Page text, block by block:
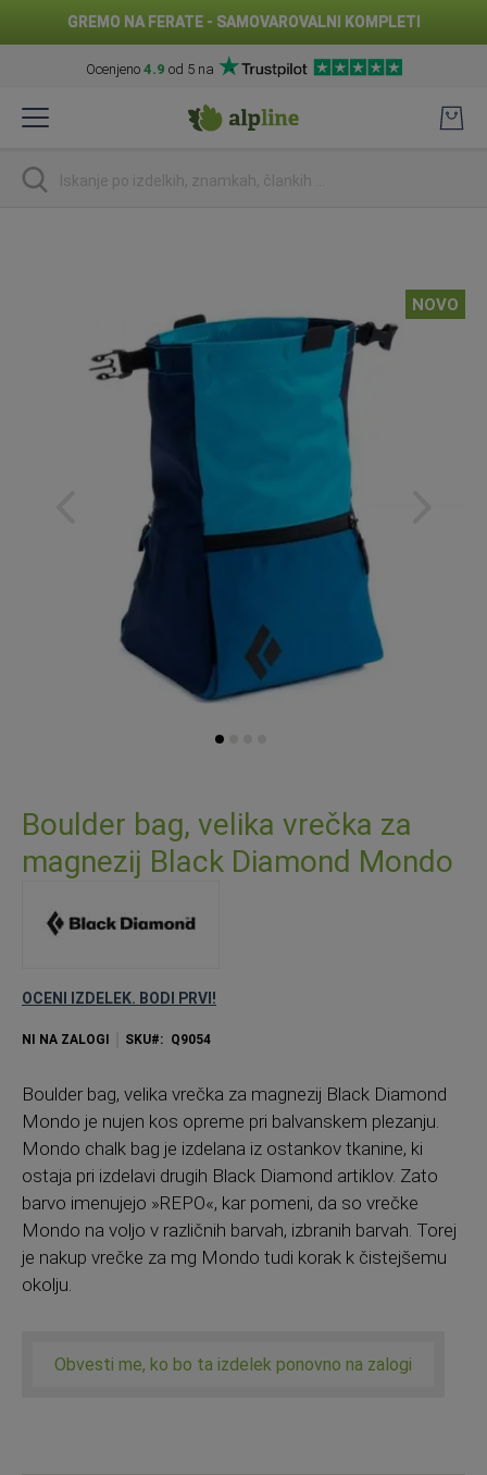
GREMO NA FERATE - SAMOVAROVALNI KOMPLETI
Ocenjeno 4.9 od 5 na
na
Iskanje
NOVO
na
začetek
galerije
Boulder bag, velika vrečka za
magnezij Black Diamond Mondo
OCENI IZDELEK. BODI PRVI!
NI NA ZALOGI SKU Q9054
Boulder bag, velika vrečka za magnezij Black Diamond
Mondo je nujen kos opreme pri balvanskem plezanju.
Mondo chalk bag je izdelana iz ostankov tkanine, ki
ostaja pri izdelavi drugih Black Diamond artiklov. Zato
barvo imenujejo »REPO«, kar pomeni, da so vrečke
Mondo na voljo v različnih barvah, izbranih barvah. Torej
je nakup vrečke za mg Mondo tudi korak k čistejšemu
okolju.
Obvesti me, ko bo ta izdelek ponovno na zalogi